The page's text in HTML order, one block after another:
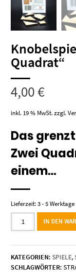
Quadrat“
4,00€
inkl. 19 % MwSt. zzgl.
Das
Zwei
einem…
Lieferzeit:3 - 5 Werktage
Knobelspiel
"Das
Quadrat"
Menge
IN DEN
KATEGORIEN: SPIELE,
SCHLAGWÖRTER: